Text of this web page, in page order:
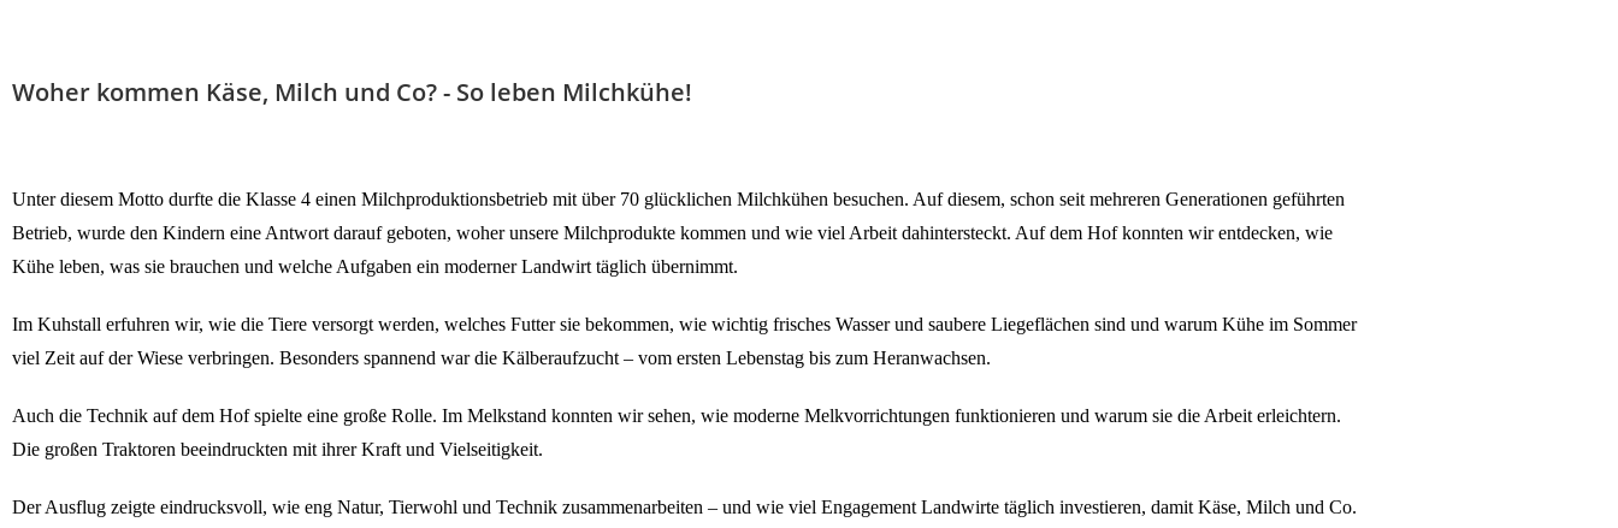
Woher kommen Käse, Milch und Co? - So leben Milchkühe!
Unter diesem Motto durfte die Klasse 4 einen Milchproduktionsbetrieb mit über 70 glücklichen Milchkühen besuchen. Auf diesem, schon seit mehreren Generationen geführten
Betrieb, wurde den Kindern eine Antwort darauf geboten, woher unsere Milchprodukte kommen und wie viel Arbeit dahintersteckt. Auf dem Hof konnten wir entdecken, wie
Kühe leben, was sie brauchen und welche Aufgaben ein moderner Landwirt täglich übernimmt.
Im Kuhstall erfuhren wir, wie die Tiere versorgt werden, welches Futter sie bekommen, wie wichtig frisches Wasser und saubere Liegeflächen sind und warum Kühe im Sommer
viel Zeit auf der Wiese verbringen. Besonders spannend war die Kälberaufzucht – vom ersten Lebenstag bis zum Heranwachsen.
Auch die Technik auf dem Hof spielte eine große Rolle. Im Melkstand konnten wir sehen, wie moderne Melkvorrichtungen funktionieren und warum sie die Arbeit erleichtern.
Die großen Traktoren beeindruckten mit ihrer Kraft und Vielseitigkeit.
Der Ausflug zeigte eindrucksvoll, wie eng Natur, Tierwohl und Technik zusammenarbeiten – und wie viel Engagement Landwirte täglich investieren, damit Käse, Milch und Co.